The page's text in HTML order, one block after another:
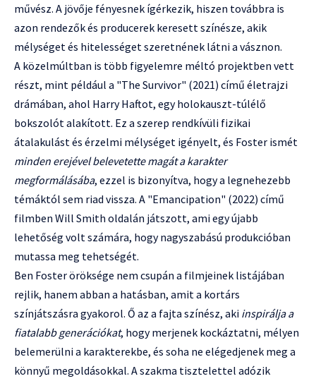
művész. A jövője fényesnek ígérkezik, hiszen továbbra is
azon rendezők és producerek keresett színésze, akik
mélységet és hitelességet szeretnének látni a vásznon.
A közelmúltban is több figyelemre méltó projektben vett
részt, mint például a "The Survivor" (2021) című életrajzi
drámában, ahol Harry Haftot, egy holokauszt-túlélő
bokszolót alakított. Ez a szerep rendkívüli fizikai
átalakulást és érzelmi mélységet igényelt, és Foster ismét
minden erejével belevetette magát a karakter
megformálásába, ezzel is bizonyítva, hogy a legnehezebb
témáktól sem riad vissza. A "Emancipation" (2022) című
filmben Will Smith oldalán játszott, ami egy újabb
lehetőség volt számára, hogy nagyszabású produkcióban
mutassa meg tehetségét.
Ben Foster öröksége nem csupán a filmjeinek listájában
rejlik, hanem abban a hatásban, amit a kortárs
színjátszásra gyakorol. Ő az a fajta színész, aki inspirálja a
fiatalabb generációkat, hogy merjenek kockáztatni, mélyen
belemerülni a karakterekbe, és soha ne elégedjenek meg a
könnyű megoldásokkal. A szakma tisztelettel adózik